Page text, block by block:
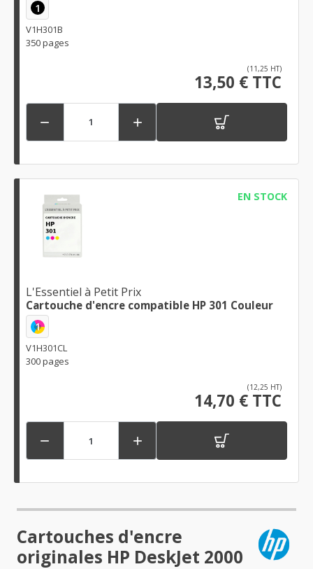
1
V1H301B
350 pages
(11,25 HT)
13,50 € TTC
 
EN STOCK
L'Essentiel à Petit Prix
Cartouche d'encre compatible HP 301 Couleur
1
V1H301CL
300 pages
(12,25 HT)
14,70 € TTC
 
Cartouches d'encre
originales HP DeskJet 2000